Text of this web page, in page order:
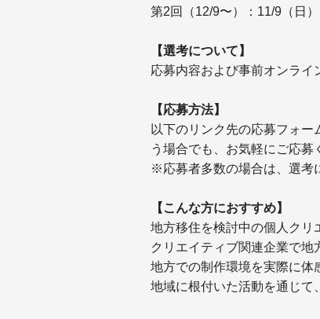
第2回（12/9〜）：11/9（日
【選考について】
応募内容および事前オンライ
【応募方法】
以下のリンク先の応募フォ
う場合でも、お気軽にご応募
※応募者多数の場合は、選考
【こんな方におすすめ】
地方移住を検討中の個人クリ
クリエイティブ関連企業で
地方での制作環境を実際に体
地域に根付いた活動を通じて